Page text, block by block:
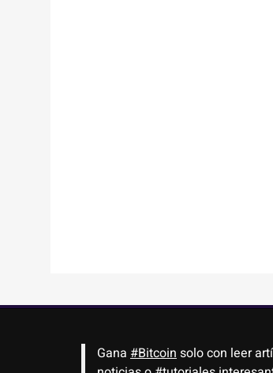
Gana #Bitcoinsolo con leer